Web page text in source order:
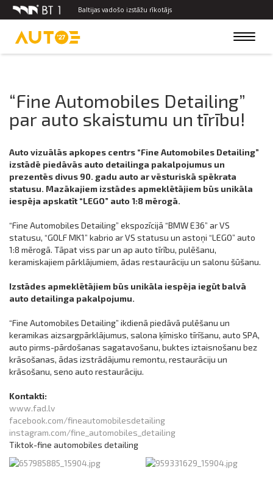
Baltijas vadošo izstāžu rīkotājs
Toggle
“Fine Automobiles Detailing”
par auto skaistumu un tīrību!
Auto vizuālās apkopes centrs “Fine Automobiles Detailing”
izstādē piedāvās auto detailinga pakalpojumus un
prezentēs divus 90. gadu auto ar vēsturiskā spēkrata
statusu. Mazākajiem izstādes apmeklētājiem būs unikāla
iespēja apskatīt “LEGO” auto 1:8 mērogā.
“Fine Automobiles Detailing” ekspozīcijā “BMW E36” ar VS
statusu, “GOLF MK1” kabrio ar VS statusu un astoņi “LEGO” auto
1:8 mērogā. Tāpat viss par un ap auto tīrību, pulēšanu,
keramiskajiem pārklājumiem, ādas restaurāciju un salonu šūšanu.
Izstādes apmeklētājiem būs unikāla iespēja iegūt balvā
auto detailinga pakalpojumu.
“Fine Automobiles Detailing” ikdienā piedāvā pulēšanu un
keramikas aizsargpārklājumus, salona ķīmisko tīrīšanu, auto SPA,
auto pirms-pārdošanas sagatavošanu, buktes iztaisnošanu bez
krāsošanas, ādas izstrādājumu remontu, restaurāciju un
krāsošanu, seno auto restaurāciju.
Kontakti:
www.fad.lv
facebook.com/fineautomobilesdetailing
instagram.com/fine_automobiles_detailing
Tiktok-fine automobiles detailing